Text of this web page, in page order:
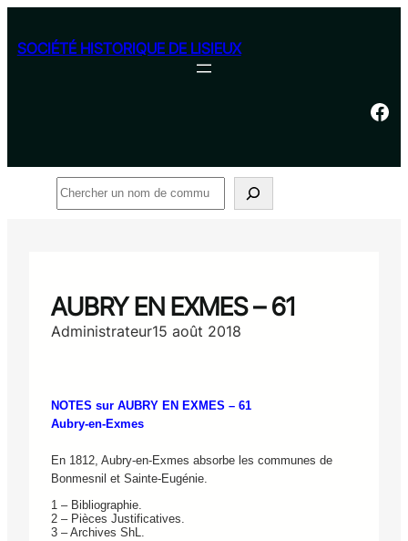
contenu
SOCIÉTÉ HISTORIQUE DE LISIEUX
Facebook
Rechercher
AUBRY EN EXMES – 61
Administrateur15 août 2018
NOTES sur AUBRY EN EXMES – 61
Aubry-en-Exmes
En 1812, Aubry-en-Exmes absorbe les communes de
Bonmesnil et Sainte-Eugénie.
1 – Bibliographie.
2 – Pièces Justificatives.
3 – Archives ShL.